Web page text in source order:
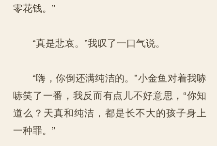
零花钱。”
“真是悲哀。”我叹了一口气说。
“嗨，你倒还满纯洁的。”小金鱼对着我哧
哧笑了一番，我反而有点儿不好意思，“你知
道么？天真和纯洁，都是长不大的孩子身上
一种罪。”